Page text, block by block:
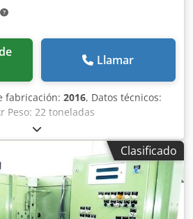
Llamar
fabricación: 2016, Datos técnicos:
Peso: 22 toneladas
Clasificado